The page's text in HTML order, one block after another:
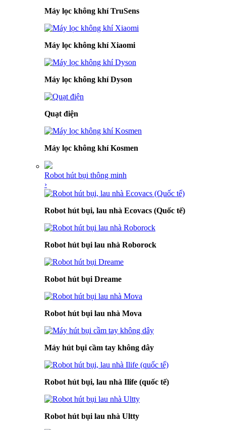
Máy lọc không khí TruSens
Máy lọc không khí Xiaomi
Máy lọc không khí Dyson
Quạt điện
Máy lọc không khí Kosmen
Robot hút bụi thông minh
›
Robot hút bụi, lau nhà Ecovacs (Quốc tế)
Robot hút bụi lau nhà Roborock
Robot hút bụi Dreame
Robot hút bụi lau nhà Mova
Máy hút bụi cầm tay không dây
Robot hút bụi, lau nhà Ilife (quốc tế)
Robot hút bụi lau nhà Ultty